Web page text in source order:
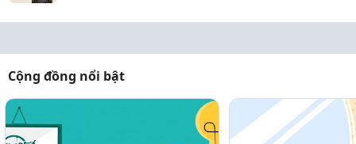
Cộng đồng nổi bật